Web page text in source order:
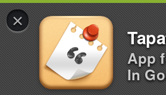
×
App
In